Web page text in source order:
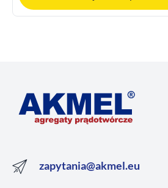
zapytania@akmel.eu